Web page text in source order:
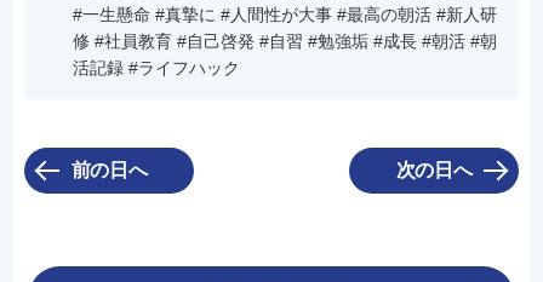
#一生懸命 #真摯に #人間性が大事 #最高の朝活 #新人研
修 #社員教育 #自己啓発 #自習 #勉強垢 #成長 #朝活 #朝
活記録 #ライフハック
前の日へ 次の日へ